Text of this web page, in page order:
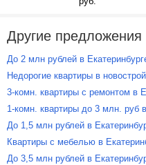
Другие предложения
До 2 млн рублей в
Недорогие квартиры в
3-комн. квартиры с ремонтом в
1-комн. квартиры до 3 млн. руб
До 1,5 млн рублей в
Квартиры с мебелью в
До 3,5 млн рублей в